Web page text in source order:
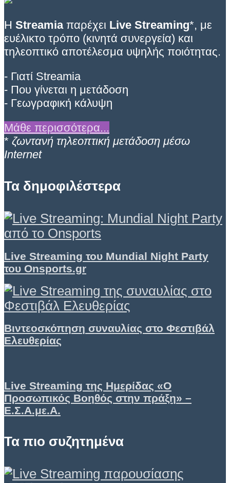
Η Streamiaπαρέχει Live Streaming*, με
ευέλικτο τρόπο (κινητά συνεργεία) και
τηλεοπτικό αποτέλεσμα υψηλής ποιότητας.
- Γιατί Streamia
- Που γίνεται η μετάδοση
- Γεωγραφική κάλυψη
Μάθε περισσότερα...
* ζωντανή τηλεοπτική μετάδοση μέσω
Internet
Τα δημοφιλέστερα
Live Streaming του Mundial Night Party
του Onsports.gr
Βιντεοσκόπηση συναυλίας στο Φεστιβάλ
Ελευθερίας
Live Streaming της Ημερίδας «Ο
Προσωπικός Βοηθός στην πράξη» –
Ε.Σ.Α.με.Α.
Τα πιο συζητημένα